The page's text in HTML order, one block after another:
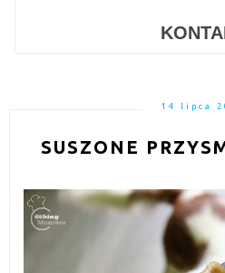
14 lipca
SUSZONE